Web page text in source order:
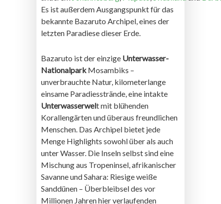
Es ist außerdem Ausgangspunkt für das
bekannte Bazaruto Archipel, eines der
letzten Paradiese dieser Erde.
Bazaruto ist der einzige Unterwasser-
NationalparkMosambiks –
unverbrauchte Natur, kilometerlange
einsame Paradiesstrände, eine intakte
Unterwasserwelt mit blühenden
Korallengärten und überaus freundlichen
Menschen. Das Archipel bietet jede
Menge Highlights sowohl über als auch
unter Wasser. Die Inseln selbst sind eine
Mischung aus Tropeninsel, afrikanischer
Savanne und Sahara: Riesige weiße
Sanddünen – Überbleibsel des vor
Millionen Jahren hier verlaufenden